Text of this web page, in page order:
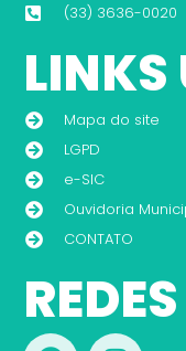
(33) 3636-0020
LINKS
Mapa do site
LGPD
e-SIC
Ouvidoria
CONTATO